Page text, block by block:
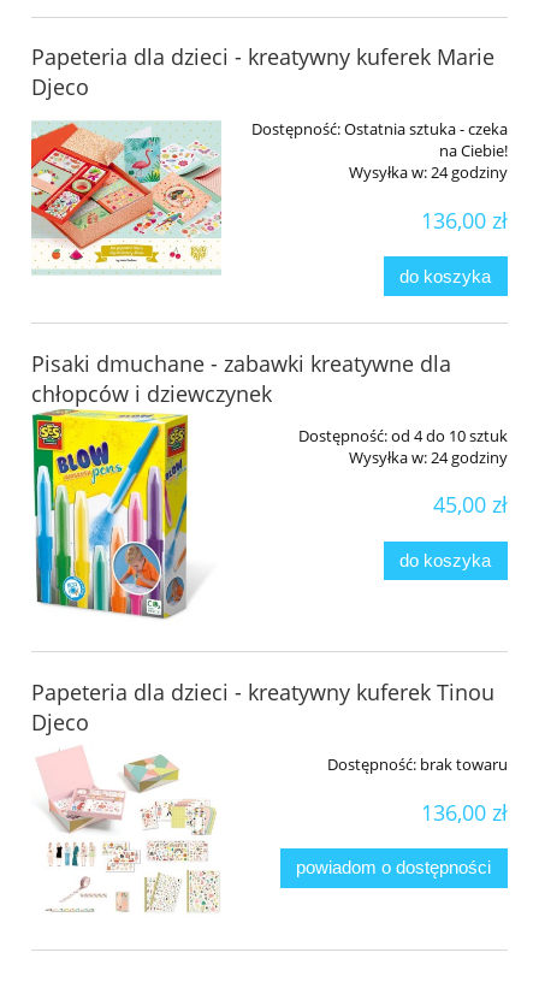
Papeteria dla dzieci - kreatywny kuferek Marie
Djeco
Dostępność:Ostatnia sztuka - czeka
na Ciebie!
Wysyłka w:24 godziny
136,00 zł
do koszyka
Pisaki dmuchane - zabawki kreatywne dla
chłopców i dziewczynek
Dostępność:od 4 do 10 sztuk
Wysyłka w:24 godziny
45,00 zł
do koszyka
Papeteria dla dzieci - kreatywny kuferek Tinou
Djeco
Dostępność: brak towaru
136,00 zł
powiadom o dostępności